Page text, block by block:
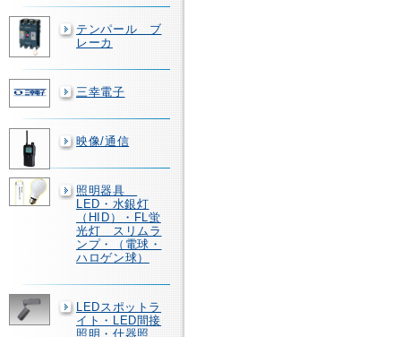
テンパール ブ
レーカ
三幸電子
映像/通信
照明器具
LED・水銀灯
（HID）・FL蛍
光灯 スリムラ
ンプ・（電球・
ハロゲン球）
LEDスポットラ
イト・LED間接
照明・什器照